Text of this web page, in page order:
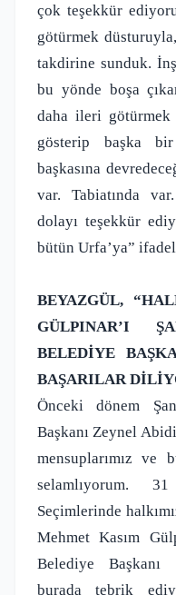
çok teşekkür
götürmek
takdirine sunduk.
bu yönde boşa
daha ileri
gösterip başka
başkasına
var. Tabiatında
dolayı teşekkür
bütün Urfa’ya”
BEYAZGÜL,
GÜLPINAR’I
BELEDİYE
BAŞARILAR
Önceki dönem
Başkanı Zeynel
mensuplarımız ve
selamlıyorum.
Seçimlerinde
Mehmet Kasım
Belediye
burada tebrik